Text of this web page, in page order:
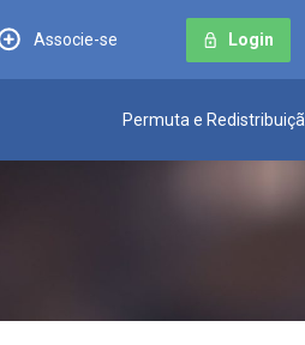
Associe-se Login
Permuta e